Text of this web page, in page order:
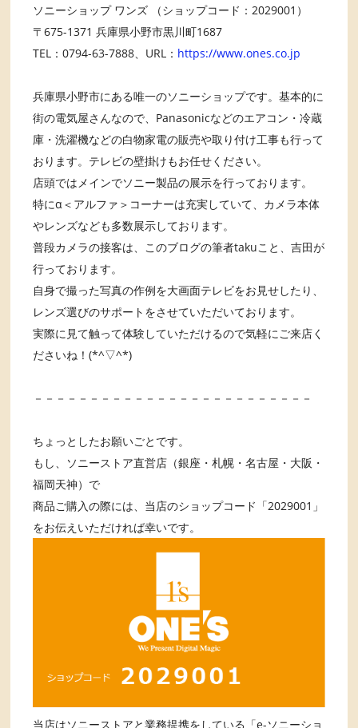
ソニーショップ ワンズ （ショップコード：2029001）
〒675-1371 兵庫県小野市黒川町1687
TEL：0794-63-7888、URL： https://www.ones.co.jp
兵庫県小野市にある唯一のソニーショップです。基本的に
街の電気屋さんなので、Panasonicなどのエアコン・冷蔵
庫・洗濯機などの白物家電の販売や取り付け工事も行って
おります。テレビの壁掛けもお任せください。
店頭ではメインでソニー製品の展示を行っております。
特にα＜アルファ＞コーナーは充実していて、カメラ本体
やレンズなども多数展示しております。
普段カメラの接客は、このブログの筆者takuこと、吉田が
行っております。
自身で撮った写真の作例を大画面テレビをお見せしたり、
レンズ選びのサポートをさせていただいております。
実際に見て触って体験していただけるので気軽にご来店く
ださいね！(*^▽^*)
－－－－－－－－－－－－－－－－－－－－－－－－－
ちょっとしたお願いごとです。
もし、ソニーストア直営店（銀座・札幌・名古屋・大阪・
福岡天神）で
商品ご購入の際には、当店のショップコード「2029001」
をお伝えいただければ幸いです。
当店はソニーストアと業務提携をしている「e-ソニーショ